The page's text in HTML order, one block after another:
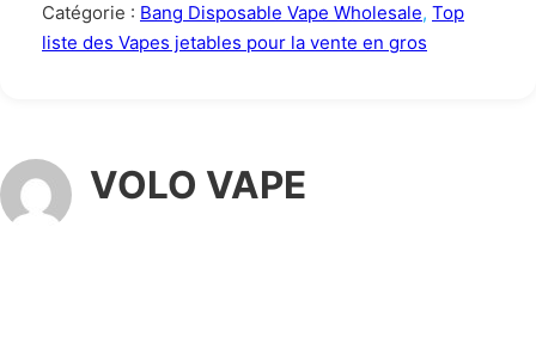
Catégorie : Bang Disposable Vape Wholesale, Top
liste des Vapes jetables pour la vente en gros
VOLO VAPE